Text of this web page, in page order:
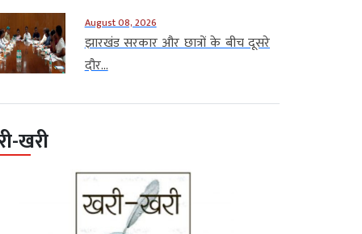
August 08, 2026
झारखंड सरकार और छात्रों के बीच दूसरे
दौर...
खरी